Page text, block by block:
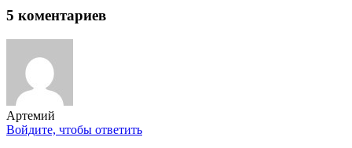
5 коментариев
Артемий
Войдите, чтобы ответить